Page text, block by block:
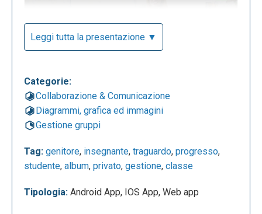
Se si scorre la pagina appare una descrizione (in
Per accedere, una volta creato un account personale
si può cliccare sul tasto in alto a destra “log in”. Si
degli account di Facebook o Google oppure
Leggi tutta la presentazione ▼
Categorie:
Collaborazione & Comunicazione
Diagrammi, grafica ed immagini
Gestione gruppi
Tag: genitore, insegnante, traguardo, progresso,
studente, album, privato, gestione, classe
Tipologia: Android App, IOS App, Web app